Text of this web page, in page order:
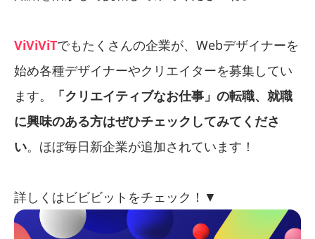
ViViViTでもたくさんの企業が、Webデザイナーを
始め各種デザイナーやクリエイターを募集してい
ます。
「クリエイティブなお仕事」の転職、就職
に興味のある方はぜひチェックしてみてくださ
い。ほぼ毎日新企業が追加されています！
詳しくはビビビットをチェック！▼